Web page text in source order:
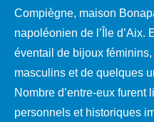
Compiègne, maison
napoléonien de l’Île d’Aix.
éventail de bijoux
masculins et de quelques
Nombre d’entre-eux furent
personnels et historiques